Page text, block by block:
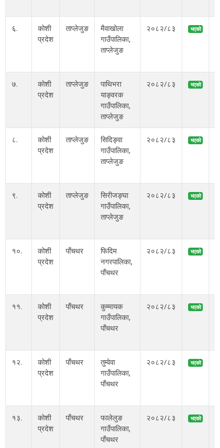
६.
कोशी
प्रदेश
ताप्लेजुङ
मैवाखोला
गाउँपालिका,
ताप्लेजुङ
२०८२/८३ भएको
७.
कोशी
प्रदेश
ताप्लेजुङ
पाथिभरा
याङ्वरक
गाउँपालिका,
ताप्लेजुङ
२०८२/८३ भएको
८.
कोशी
प्रदेश
ताप्लेजुङ
सिदिङ्वा
गाउँपालिका,
ताप्लेजुङ
२०८२/८३ भएको
९.
कोशी
प्रदेश
ताप्लेजुङ
सिरीजङ्घा
गाउँपालिका,
ताप्लेजुङ
२०८२/८३ भएको
१०.
कोशी
प्रदेश
पाँचथर
फिदिम
नगरपालिका,
पाँचथर
२०८२/८३ भएको
११.
कोशी
प्रदेश
पाँचथर
कुम्मायक
गाउँपालिका,
पाँचथर
२०८२/८३ भएको
१२.
कोशी
प्रदेश
पाँचथर
तुम्वेवा
गाउँपालिका,
पाँचथर
२०८२/८३ भएको
१३.
कोशी
प्रदेश
पाँचथर
फालेलुङ
गाउँपालिका,
पाँचथर
२०८२/८३ भएको